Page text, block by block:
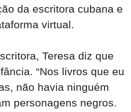
da escritora cubana e
virtual.
Teresa diz que
“Nos livros que eu
não havia ninguém
personagens negros.